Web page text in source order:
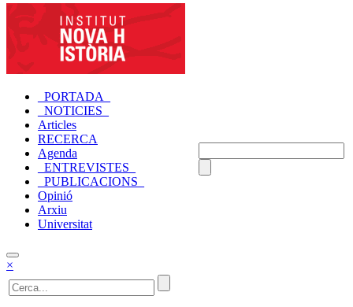
_PORTADA_
_NOTICIES_
Articles
RECERCA
Agenda
_ENTREVISTES_
_PUBLICACIONS_
Opinió
Arxiu
Universitat
×